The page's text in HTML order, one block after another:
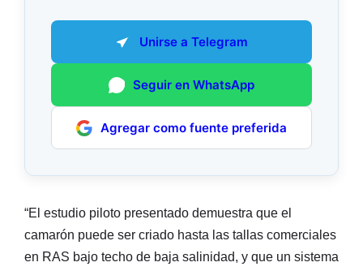
Unirse a Telegram
Seguir en WhatsApp
Agregar como fuente preferida
“El estudio piloto presentado demuestra que el
camarón puede ser criado hasta las tallas comerciales
en RAS bajo techo de baja salinidad, y que un sistema